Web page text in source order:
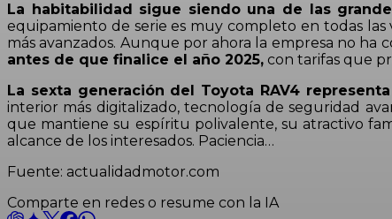
La habitabilidad sigue siendo una de las
equipamiento de serie es muy completo en todas las
más avanzados. Aunque por ahora la empresa no ha
antes de que finalice el año 2025, con tarifas que
La sexta generación del Toyota RAV4
interior más digitalizado, tecnología de seguridad
que mantiene su espíritu polivalente, su atractivo
alcance de los interesados. Paciencia…
Fuente: actualidadmotor.com
Comparte en redes o resume con la IA